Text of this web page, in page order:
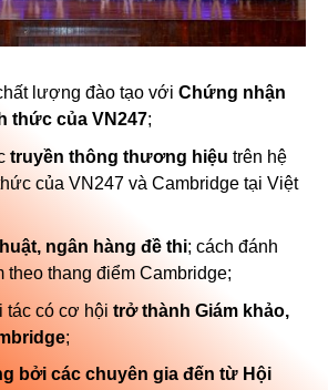
lượng đào tạo với Chứng nhận
thức của VN247;
truyền thông thương hiệu trên hệ
của VN247 và Cambridge tại Việt
ngân hàng đề thi; cách đánh
theo thang điểm Cambridge;
tác có cơ hội trở thành Giám khảo,
;
bởi các chuyên gia đến từ Hội